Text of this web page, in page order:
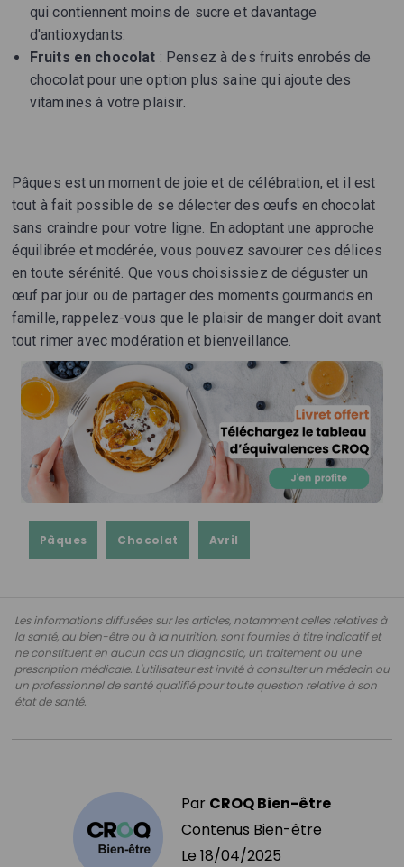
qui contiennent moins de sucre et davantage
d'antioxydants.
Fruits en chocolat : Pensez à des fruits enrobés de
chocolat pour une option plus saine qui ajoute des
vitamines à votre plaisir.
Pâques est un moment de joie et de célébration, et il est
tout à fait possible de se délecter des œufs en chocolat
sans craindre pour votre ligne. En adoptant une approche
équilibrée et modérée, vous pouvez savourer ces délices
en toute sérénité. Que vous choisissiez de déguster un
œuf par jour ou de partager des moments gourmands en
famille, rappelez-vous que le plaisir de manger doit avant
tout rimer avec modération et bienveillance.
Pâques Chocolat Avril
Les informations diffusées sur les articles, notamment celles relatives à
la santé, au bien-être ou à la nutrition, sont fournies à titre indicatif et
ne constituent en aucun cas un diagnostic, un traitement ou une
prescription médicale. L'utilisateur est invité à consulter un médecin ou
un professionnel de santé qualifié pour toute question relative à son
état de santé.
Par CROQ Bien-être
Contenus Bien-être
Le 18/04/2025